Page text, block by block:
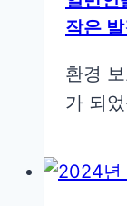
작은
환경
가 되